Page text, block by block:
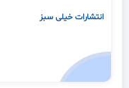
انتشارات خیلی سبز